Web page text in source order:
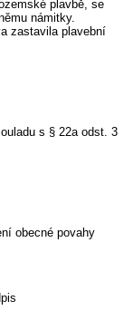
plavbě, se
námitky.
zastavila plavební
s § 22a odst. 3
obecné povahy